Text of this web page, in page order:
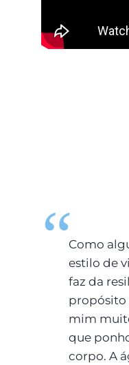
Como
estilo de
faz da
propósito
mim
que
corpo. A